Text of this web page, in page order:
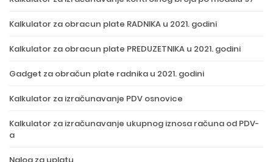
Kalkulator za obracun plate RADNIKA u 2021. godini
Kalkulator za obracun plate PREDUZETNIKA u 2021. godini
Gadget za obračun plate radnika u 2021. godini
Kalkulator za izračunavanje PDV osnovice
Kalkulator za izračunavanje ukupnog iznosa računa od PDV-
a